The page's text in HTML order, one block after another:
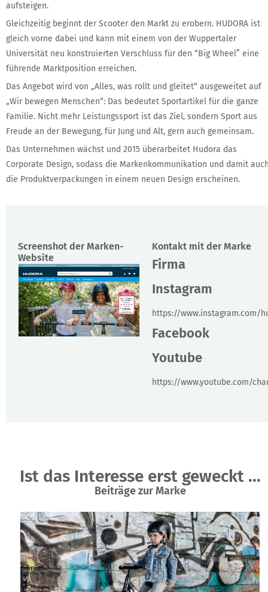
aufsteigen.
Gleichzeitig beginnt der Scooter den Markt zu erobern. HUDORA ist
gleich vorne dabei und kann mit einem von der Wuppertaler
Universität neu konstruierten Verschluss für den “Big Wheel” eine
führende Marktposition erreichen.
Das Angebot wird von „Alles, was rollt und gleitet“ ausgeweitet auf
„Wir bewegen Menschen“: Das bedeutet Sportartikel für die ganze
Familie. Nicht mehr Leistungssport ist das Ziel, sondern Sport aus
Freude an der Bewegung, für Jung und Alt, gern auch gemeinsam.
Das Unternehmen wächst und 2015 überarbeitet Hudora das
Corporate Design, sodass die Markenkommunikation und damit
die Produktverpackungen in einem neuen Design erscheinen.
Screenshot der Marken-
Website
Kontakt mit der Marke
Firma
Instagram
https://www.instagram.com/
Facebook
Youtube
https://www.youtube.com/
Ist das Interesse erst geweckt ...
Beiträge zur Marke